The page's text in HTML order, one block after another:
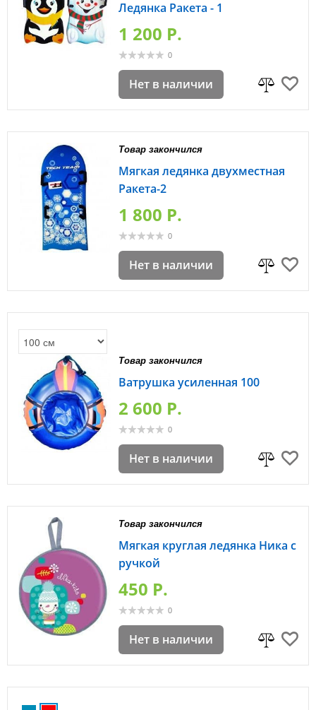
Ледянка Ракета - 1
1 200 P.
0
Нет в наличии
Товар закончился
Мягкая ледянка двухместная
Ракета-2
1 800 P.
0
Нет в наличии
Товар закончился
Ватрушка усиленная 100
2 600 P.
0
Нет в наличии
Товар закончился
Мягкая круглая ледянка Ника с
ручкой
450 P.
0
Нет в наличии